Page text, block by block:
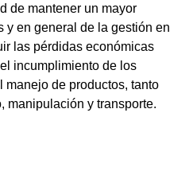
de mantener un mayor
y en general de la gestión en
las pérdidas económicas
incumplimiento de los
manejo de productos, tanto
manipulación y transporte.